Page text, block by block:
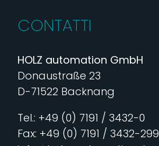
CONTATTI
HOLZ automation GmbH
Donaustraße 23
D-71522 Backnang
Tel.: +49 (0) 7191 / 3432-0
Fax: +49 (0) 7191 / 3432-299